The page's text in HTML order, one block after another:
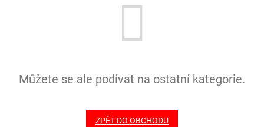
Můžete se ale podívat na ostatní kategorie.
ZPĚT DO OBCHODU